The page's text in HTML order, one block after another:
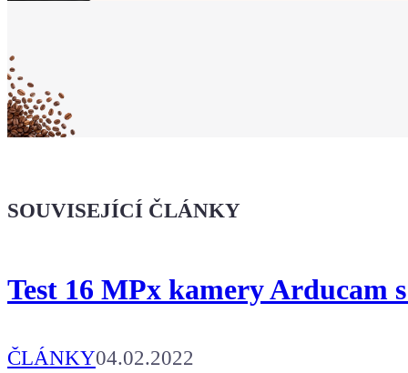
že jsi Maker!
Koupit tričko
SOUVISEJÍCÍ ČLÁNKY
Test 16 MPx kamery Arducam
ČLÁNKY04.02.2022